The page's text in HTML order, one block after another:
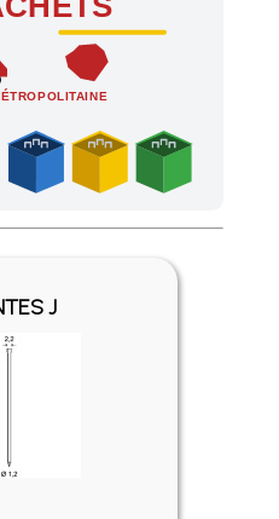
en France
J